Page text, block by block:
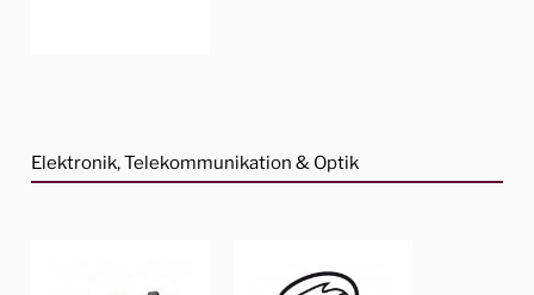
Elektronik, Telekommunikation & Optik